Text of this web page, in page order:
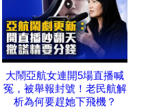
大鬧亞航女連開5場直播喊
冤，被舉報封號！老民航解
析為何要趕她下飛機？